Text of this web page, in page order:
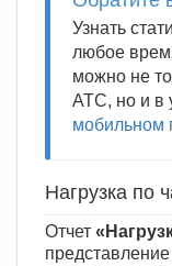
Узнать
любое
можно не
АТС, но и в
мобильном
Нагрузка по
Отчет